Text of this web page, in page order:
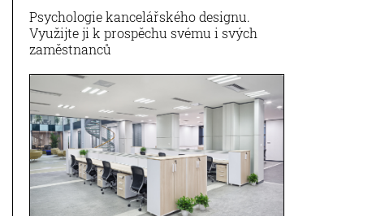
Psychologie kancelářského designu.
Využijte ji k prospěchu svému i svých
zaměstnanců